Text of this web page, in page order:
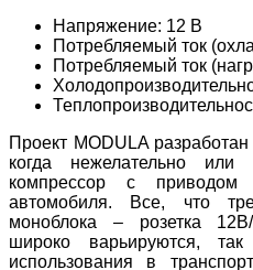
Напряжение: 12 В
Потребляемый ток
Потребляемый ток
Проект MODULA
когда нежелательно или
компрессор с приводом
автомобиля. Все, что
моноблока – розетка
широко варьируются,
использования в